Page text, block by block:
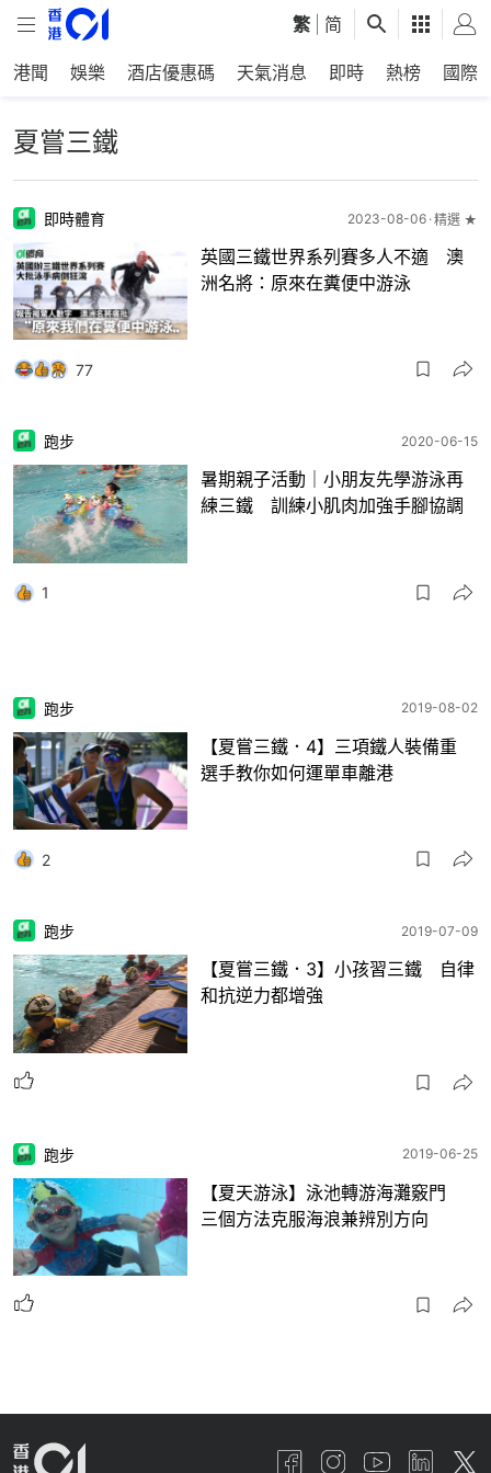
繁 简
港聞 娛樂 酒店優惠碼 天氣消息 即時 熱榜 國際
夏嘗三鐵
即時體育 2023-08-06 精選 ★
英國三鐵世界系列賽多人不適 澳
洲名將：原來在糞便中游泳
77
跑步 2020-06-15
暑期親子活動｜小朋友先學游泳再
練三鐵 訓練小肌肉加強手腳協調
1
跑步 2019-08-02
【夏嘗三鐵．4】三項鐵人裝備重
選手教你如何運單車離港
2
跑步 2019-07-09
【夏嘗三鐵．3】小孩習三鐵 自律
和抗逆力都增強
跑步 2019-06-25
【夏天游泳】泳池轉游海灘竅門
三個方法克服海浪兼辨別方向